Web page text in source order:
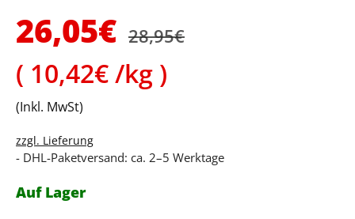
Verkaufspreis
26,05€ 28,95€
Grundpreis
10,42€ /kg
(Inkl. MwSt)
zzgl. Lieferung
- DHL-Paketversand: ca. 2–5 Werktage
Auf Lager